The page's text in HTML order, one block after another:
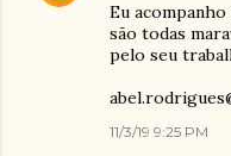
Eu
são todas
pelo seu
11/3/19 9:25 PM